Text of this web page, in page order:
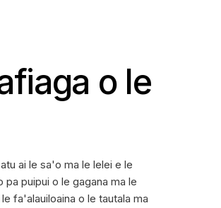
o le
ai le sa'o ma le lelei e le
puipui o le gagana ma le
fa'alauiloaina o le tautala ma